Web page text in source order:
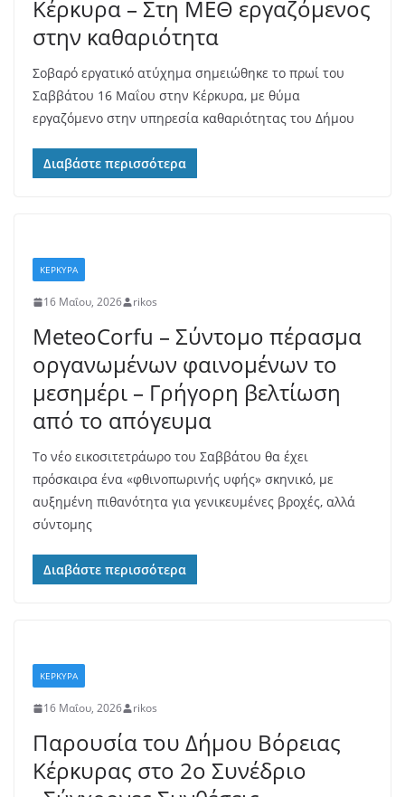
Κέρκυρα – Στη ΜΕΘ εργαζόμενος
στην καθαριότητα
Σοβαρό εργατικό ατύχημα σημειώθηκε το πρωί του
Σαββάτου 16 Μαΐου στην Κέρκυρα, με θύμα
εργαζόμενο στην υπηρεσία καθαριότητας του Δήμου
Διαβάστε περισσότερα
ΚΕΡΚΥΡΑ
16 Μαΐου, 2026 rikos
MeteoCorfu – Σύντομο πέρασμα
οργανωμένων φαινομένων το
μεσημέρι – Γρήγορη βελτίωση
από το απόγευμα
Το νέο εικοσιτετράωρο του Σαββάτου θα έχει
πρόσκαιρα ένα «φθινοπωρινής υφής» σκηνικό, με
αυξημένη πιθανότητα για γενικευμένες βροχές, αλλά
σύντομης
Διαβάστε περισσότερα
ΚΕΡΚΥΡΑ
16 Μαΐου, 2026 rikos
Παρουσία του Δήμου Βόρειας
Κέρκυρας στο 2ο Συνέδριο